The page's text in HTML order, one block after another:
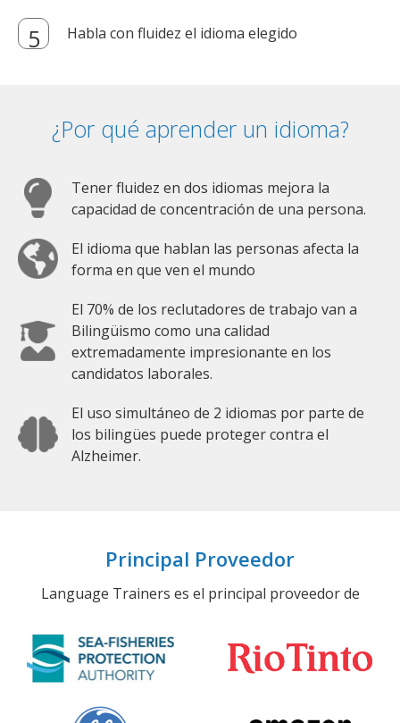
Habla con fluidez el idioma elegido
¿Por qué aprender un idioma?
Tener fluidez en dos idiomas mejora la
capacidad de concentración de una persona.
El idioma que hablan las personas afecta la
forma en que ven el mundo
El 70% de los reclutadores de trabajo van a
Bilingüismo como una calidad
extremadamente impresionante en los
candidatos laborales.
El uso simultáneo de 2 idiomas por parte de
los bilingües puede proteger contra el
Alzheimer.
Principal Proveedor
Language Trainers es el principal proveedor de